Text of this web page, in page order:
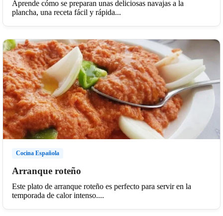
Aprende cómo se preparan unas deliciosas navajas a la
plancha, una receta fácil y rápida...
Cocina Española
Arranque roteño
Este plato de arranque roteño es perfecto para servir en la
temporada de calor intenso....